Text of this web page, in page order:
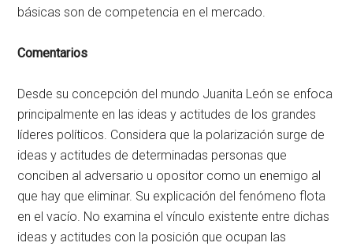
básicas son de competencia en el mercado.
Comentarios
Desde su concepción del mundo Juanita León se enfoca
principalmente en las ideas y actitudes de los grandes
líderes políticos. Considera que la polarización surge de
ideas y actitudes de determinadas personas que
conciben al adversario u opositor como un enemigo al
que hay que eliminar. Su explicación del fenómeno flota
en el vacío. No examina el vínculo existente entre dichas
ideas y actitudes con la posición que ocupan las